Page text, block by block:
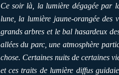
Ce soir là, la lumière dégagée par
lune, la lumière jaune-orangée des
grands arbres et le bal hasardeux
allées du parc, une atmosphère
chose. Certaines nuits de certaines
et ces traits de lumière diffus